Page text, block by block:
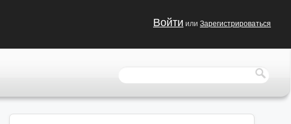
Войти или Зарегистрироваться